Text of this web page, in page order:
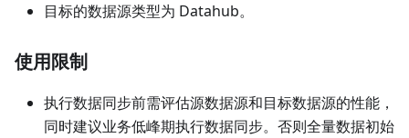
目标的数据源类型为 Datahub。
使用限制
执行数据同步前需评估源数据源和目标数据源的性能，
同时建议业务低峰期执行数据同步。否则全量数据初始